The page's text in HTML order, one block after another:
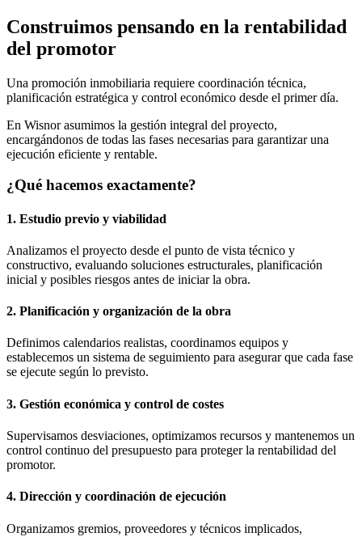
Construimos pensando en la rentabilidad
del promotor
Una promoción inmobiliaria requiere coordinación técnica,
planificación estratégica y control económico desde el primer día.
En Wisnor asumimos la gestión integral del proyecto,
encargándonos de todas las fases necesarias para garantizar una
ejecución eficiente y rentable.
¿Qué hacemos exactamente?
1. Estudio previo y viabilidad
Analizamos el proyecto desde el punto de vista técnico y
constructivo, evaluando soluciones estructurales, planificación
inicial y posibles riesgos antes de iniciar la obra.
2. Planificación y organización de la obra
Definimos calendarios realistas, coordinamos equipos y
establecemos un sistema de seguimiento para asegurar que cada fase
se ejecute según lo previsto.
3. Gestión económica y control de costes
Supervisamos desviaciones, optimizamos recursos y mantenemos un
control continuo del presupuesto para proteger la rentabilidad del
promotor.
4. Dirección y coordinación de ejecución
Organizamos gremios, proveedores y técnicos implicados,